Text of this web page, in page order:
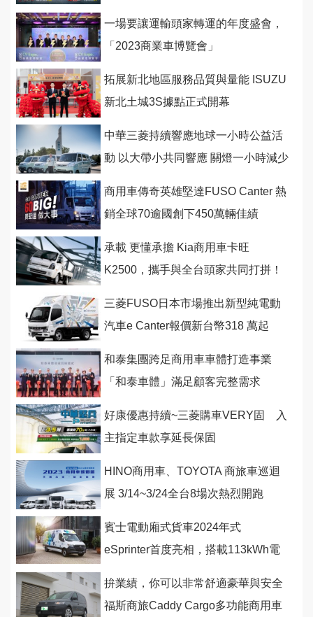
一場要讓運輸頭家轉運的年度盛會，
「2023商業車博覽會」
拓展新北地區服務品質與量能 ISUZU
新北土城3S據點正式開幕
中華三菱持續響應地球一小時公益活
動 以大帶小共同響應 關燈一小時減少
商用車傳奇英雄堅達FUSO Canter 熱
銷全球70逾國創下450萬輛佳績
承載 更懂承擔 Kia商用車卡旺
K2500，攜手與全台頭家共同打拼！
三菱FUSO日本市場推出新型純電動
汽車e Canter報價新台幣318 萬起
和泰集團跨足商用車車體打造事業
「和泰車體」滿足顧客完整需求
好康優惠持續~三菱購車VERY固 入
主指定車款享延長保固
HINO商用車、TOYOTA 商旅車巡迴
展 3/14~3/24全台8場次熱烈開跑
賓士電動廂式貨車2024年式
eSprinter首度亮相，搭載113kWh電
拚業績，你可以非常舒適豪華與安全
福斯商旅Caddy Cargo多功能商用車